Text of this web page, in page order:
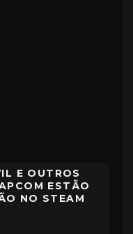
E OUTROS
ESTÃO
NO STEAM